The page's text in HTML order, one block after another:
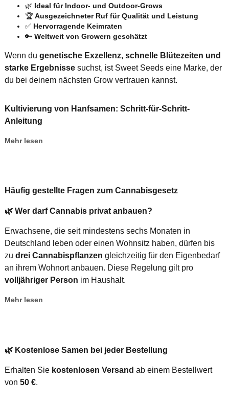
🌿 Ideal für Indoor- und Outdoor-Grows
🏆 Ausgezeichneter Ruf für Qualität und Leistung
✅ Hervorragende Keimraten
🔑 Weltweit von Growern geschätzt
Wenn du genetische Exzellenz, schnelle Blütezeiten und
starke Ergebnissesuchst, ist Sweet Seeds eine Marke, der
du bei deinem nächsten Grow vertrauen kannst.
Kultivierung von Hanfsamen: Schritt-für-Schritt-
Anleitung
Mehr lesen
Häufig gestellte Fragen zum Cannabisgesetz
🌿 Wer darf Cannabis privat anbauen?
Erwachsene, die seit mindestens sechs Monaten in
Deutschland leben oder einen Wohnsitz haben, dürfen bis
zu drei Cannabispflanzen gleichzeitig für den Eigenbedarf
an ihrem Wohnort anbauen. Diese Regelung gilt pro
volljähriger Person im Haushalt.
Mehr lesen
🌿 Kostenlose Samen bei jeder Bestellung
Erhalten Sie kostenlosen Versand ab einem Bestellwert
von 50 €.